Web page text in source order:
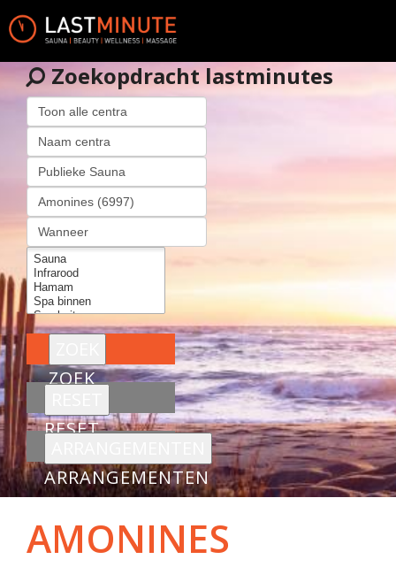
Zoekopdracht lastminutes
ZOEK
RESET
ARRANGEMENTEN
AMONINES